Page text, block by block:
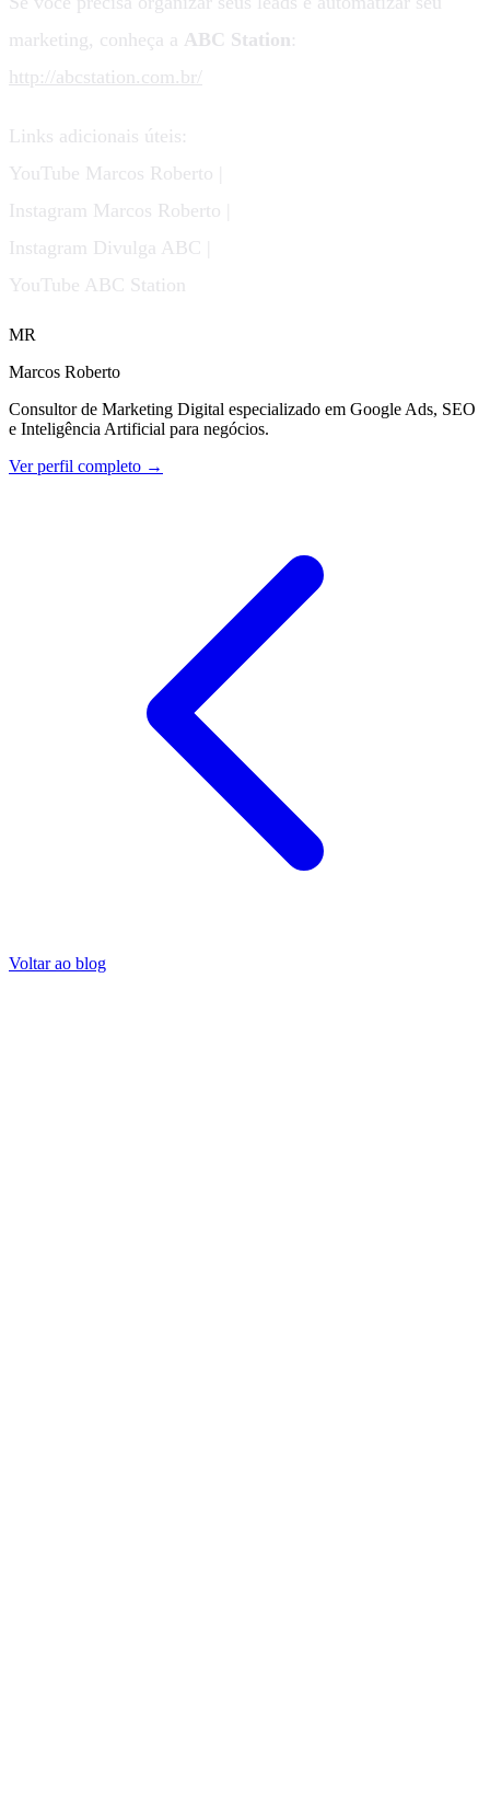
marketing, conheça a ABC Station:
http://abcstation.com.br/
Links adicionais úteis:
YouTube Marcos Roberto |
Instagram Marcos Roberto |
Instagram Divulga ABC |
YouTube ABC Station
MR
Marcos Roberto
Consultor de Marketing Digital especializado em Google Ads, SEO
e Inteligência Artificial para negócios.
Ver perfil completo →
Voltar ao blog